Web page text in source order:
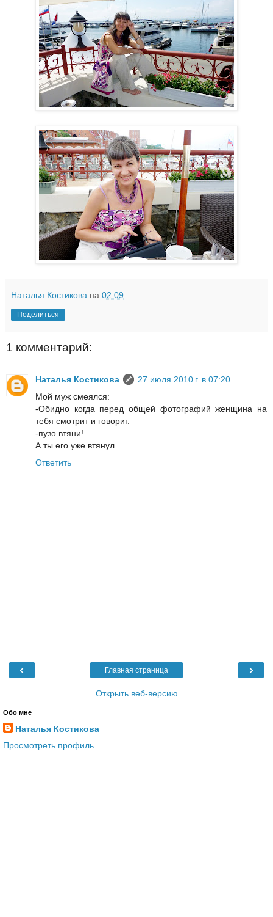
Наталья Костикова на 02:09
Поделиться
1 комментарий:
Наталья Костикова
27 июля 2010 г. в 07:20
Мой муж смеялся:
-Обидно когда перед общей фотографий женщина на
тебя смотрит и говорит.
-пузо втяни!
А ты его уже втянул...
Ответить
‹ ›
Главная страница
Открыть веб-версию
Обо мне
Наталья Костикова
Просмотреть профиль